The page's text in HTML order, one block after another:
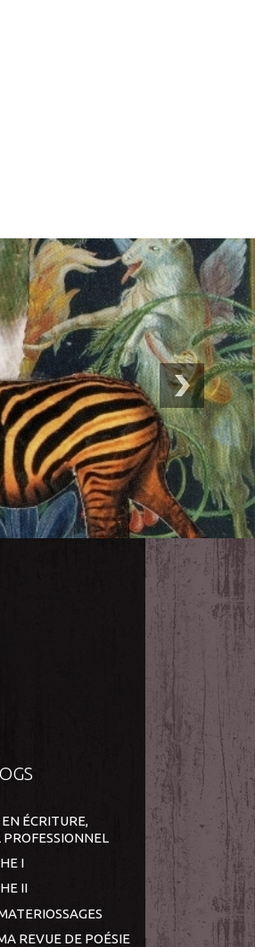
ÉCRITURE,
PROFESSIONNEL
I
II
REVUE DE POÉSIE